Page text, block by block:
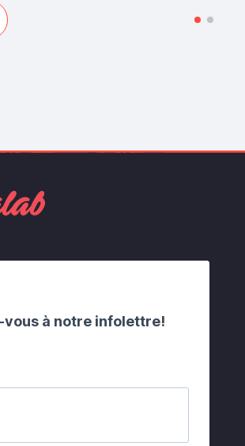
vous à notre infolettre!